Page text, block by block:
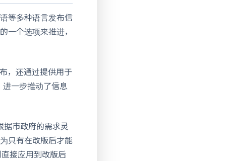
等多种语言发布信
个选项来推进，
，还通过提供用于
一步推动了信息
据市政府的需求灵
只有在改版后才能
接应用到改版后